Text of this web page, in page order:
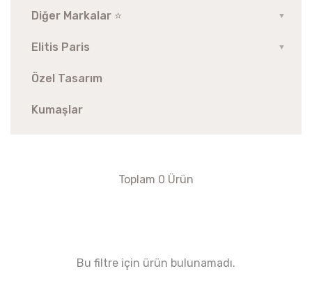
Diğer Markalar ⭐️ ▼
Elitis Paris ▼
Özel Tasarım
Kumaşlar
Toplam 0 Ürün
Bu filtre için ürün bulunamadı.